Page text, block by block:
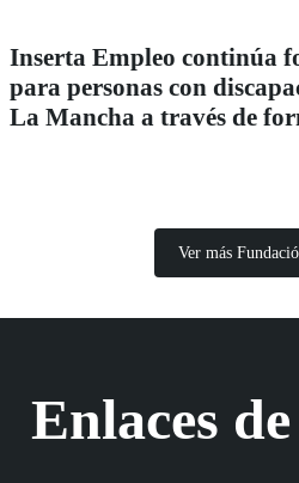
Inserta Empleo continúa
para personas con
La Mancha a través de
Ver más
Enlaces